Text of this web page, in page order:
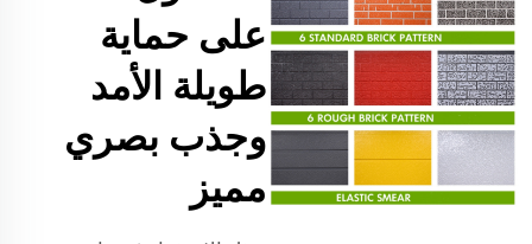
على حماية
طويلة الأمد
وجذب بصري
مميز